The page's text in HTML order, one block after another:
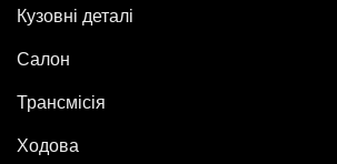
Кузовні деталі
Салон
Трансмісія
Ходова